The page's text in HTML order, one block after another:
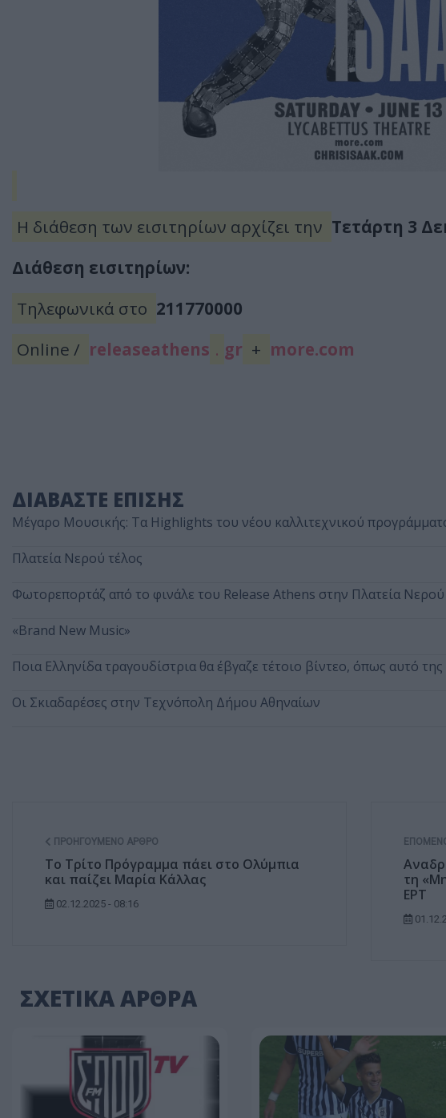
Η διάθεση των εισιτηρίων αρχίζει την Τετάρτη 3
Διάθεση εισιτηρίων:
Τηλεφωνικά στο 211770000
Online / releaseathens . gr + more.com
ΔΙΑΒΑΣΤΕ ΕΠΙΣΗΣ
Μέγαρο Μουσικής: Τα Highlights του νέου καλλιτεχνικού
Πλατεία Νερού τέλος
Φωτορεπορτάζ από το φινάλε του Release Athens στην Πλατεία Νερού
«Brand New Music»
Ποια Ελληνίδα τραγουδίστρια θα έβγαζε τέτοιο βίντεο, όπως αυτό
Οι Σκιαδαρέσες στην Τεχνόπολη Δήμου Αθηναίων
ΠΡΟΗΓΟΎΜΕΝΟ ΆΡΘΡΟ
Το Τρίτο Πρόγραμμα πάει στο Ολύμπια
και παίζει Μαρία Κάλλας
02.12.2025 - 08:16
τη
ΕΡΤ
ΣΧΕΤΙΚΑ ΑΡΘΡΑ